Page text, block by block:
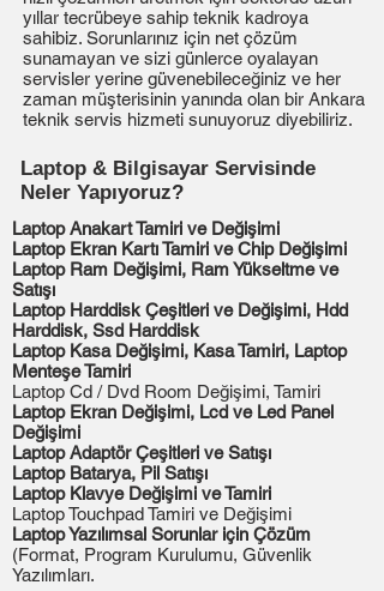
yıllar tecrübeye sahip teknik kadroya
sahibiz. Sorunlarınız için net çözüm
sunamayan ve sizi günlerce oyalayan
servisler yerine güvenebileceğiniz ve her
zaman müşterisinin yanında olan bir Ankara
teknik servis hizmeti sunuyoruz diyebiliriz.
Laptop & Bilgisayar Servisinde
Neler Yapıyoruz?
Laptop Anakart Tamiri ve Değişimi
Laptop Ekran Kartı Tamiri ve Chip Değişimi
Laptop Ram Değişimi, Ram Yükseltme ve
Satışı
Laptop Harddisk Çeşitleri ve Değişimi, Hdd
Harddisk, Ssd Harddisk
Laptop Kasa Değişimi, Kasa Tamiri, Laptop
Menteşe Tamiri
Laptop Cd / Dvd Room Değişimi, Tamiri
Laptop Ekran Değişimi, Lcd ve Led Panel
Değişimi
Laptop Adaptör Çeşitleri ve Satışı
Laptop Batarya, Pil Satışı
Laptop Klavye Değişimi ve Tamiri
Laptop Touchpad Tamiri ve Değişimi
Laptop Yazılımsal Sorunlar için Çözüm
(Format, Program Kurulumu, Güvenlik
Yazılımları.